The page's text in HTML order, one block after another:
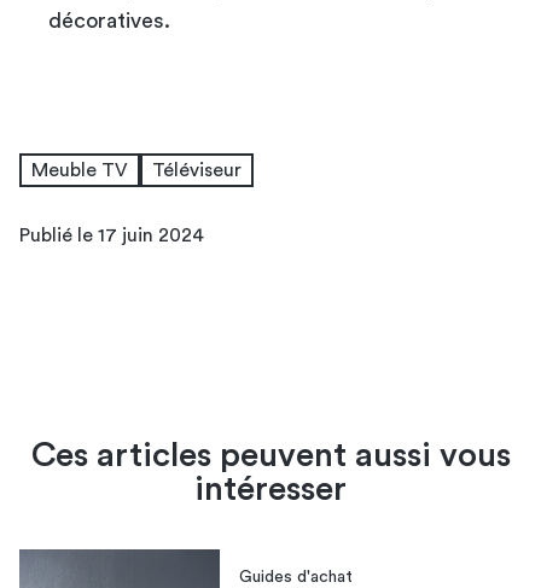
décoratives.
Meuble TV Téléviseur
Publié le 17 juin 2024
Ces articles peuvent aussi vous
intéresser
Guides d'achat